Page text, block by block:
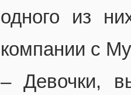
одного из
компании с
– Девочки,